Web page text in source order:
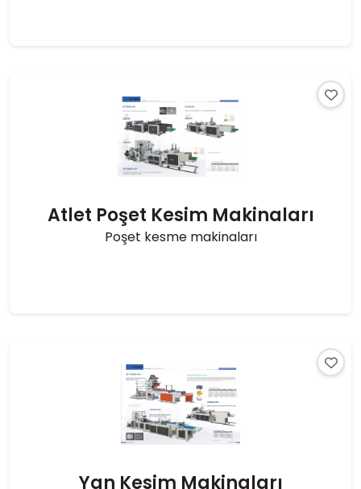
Atlet Poşet Kesim Makinaları
Poşet kesme makinaları
Yan Kesim Makinaları